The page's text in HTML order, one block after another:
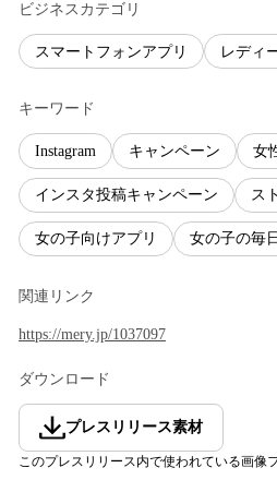
ビジネスカテゴリ
スマートフォンアプリ レディ
キーワード
Instagram キャンペーン 女
インスタ投稿キャンペーン ス
女の子向けアプリ 女の子の毎
関連リンク
https://mery.jp/1037097
ダウンロード
プレスリリース素材
このプレスリリース内で使われている画像